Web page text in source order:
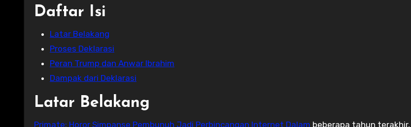
Daftar Isi
Latar Belakang
Proses Deklarasi
Peran Trump dan Anwar Ibrahim
Dampak dari Deklarasi
Latar Belakang
Primate: Horor Simpanse Pembunuh Jadi Perbincangan Internet Dalam beberapa tahun